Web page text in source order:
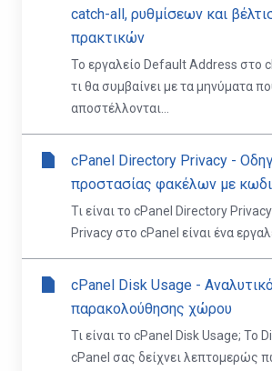
catch-all, ρυθμίσεων και
πρακτικών
Το εργαλείο Default Address στο
τι θα συμβαίνει με τα μηνύματα
αποστέλλονται...
cPanel Directory Privacy -
προστασίας φακέλων με
Τι είναι το cPanel Directory
Privacy στο cPanel είναι ένα
cPanel Disk Usage -
παρακολούθησης χώρου
Τι είναι το cPanel Disk Usage; Το
cPanel σας δείχνει λεπτομερώς